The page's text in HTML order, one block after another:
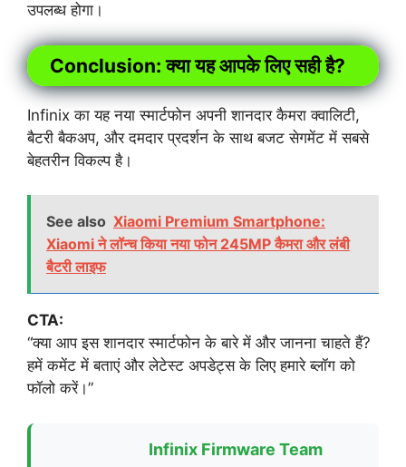
उपलब्ध होगा।
Conclusion: क्या यह आपके लिए सही है?
Infinix का यह नया स्मार्टफोन अपनी शानदार कैमरा क्वालिटी,
बैटरी बैकअप, और दमदार प्रदर्शन के साथ बजट सेगमेंट में सबसे
बेहतरीन विकल्प है।
See also Xiaomi Premium Smartphone:
Xiaomi ने लॉन्च किया नया फोन 245MP कैमरा और लंबी
बैटरी लाइफ
CTA:
“क्या आप इस शानदार स्मार्टफोन के बारे में और जानना चाहते हैं?
हमें कमेंट में बताएं और लेटेस्ट अपडेट्स के लिए हमारे ब्लॉग को
फॉलो करें।”
Infinix Firmware Team